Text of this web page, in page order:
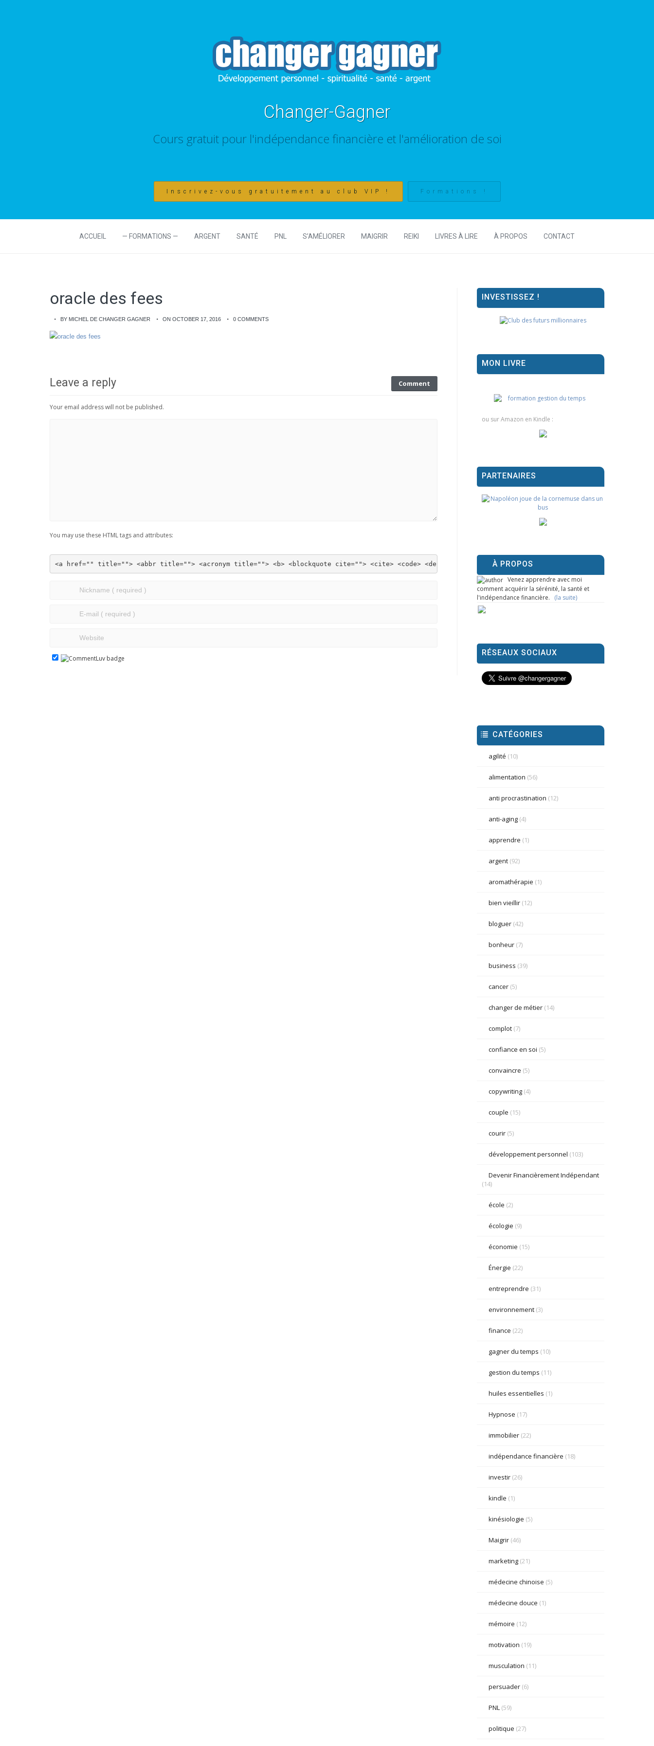
Changer-Gagner
Cours gratuit pour l'indépendance financière et l'amélioration de soi
Inscrivez-vous gratuitement au club VIP ! Formations !
ACCUEIL — FORMATIONS — ARGENT SANTÉ PNL S’AMÉLIORER MAIGRIR REIKI LIVRES À LIRE À PROPOS CONTACT
oracle des fees
BY MICHEL DE CHANGER GAGNER ON OCTOBER 17, 2016 0 COMMENTS
Leave a reply Comment
Your email address will not be published.
You may use these HTML tags and attributes:
<a href="" title=""> <abbr title=""> <acronym title=""> <b> <blockquote cite=""> <cite> <code> <del datetime=""> <em> <i> <q cite=""> <strike> <strong>
INVESTISSEZ !
MON LIVRE
ou sur Amazon en Kindle :
PARTENAIRES
À PROPOS
Venez apprendre avec moi
comment acquérir la sérénité, la santé et
l'indépendance financière. (la suite)
RÉSEAUX SOCIAUX
CATÉGORIES
agilité (10)
alimentation (56)
anti procrastination (12)
anti-aging(4)
apprendre (1)
argent(92)
aromathérapie (1)
bien vieillir(12)
bloguer(42)
bonheur(7)
business (39)
cancer(5)
changer de métier(14)
complot(7)
confiance en soi (5)
convaincre (5)
copywriting(4)
couple (15)
courir(5)
développement personnel (103)
Devenir Financièrement Indépendant
(14)
école (2)
écologie (9)
économie (15)
Énergie (22)
entreprendre (31)
environnement(3)
finance (22)
gagner du temps (10)
gestion du temps (11)
huiles essentielles (1)
Hypnose (17)
immobilier(22)
indépendance financière (18)
investir(26)
kindle (1)
kinésiologie (5)
Maigrir(46)
marketing(21)
médecine chinoise (5)
médecine douce (1)
mémoire (12)
motivation (19)
musculation (11)
persuader(6)
PNL (59)
politique (27)